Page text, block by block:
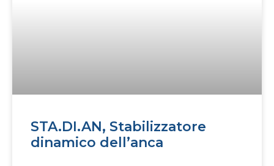
STA.DI.AN, Stabilizzatore
dinamico dell’anca